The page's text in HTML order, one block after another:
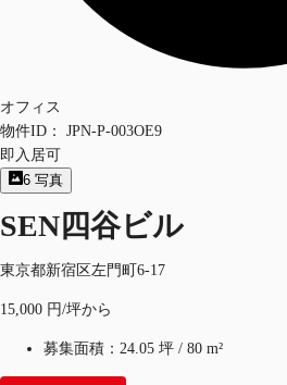
オフィス
物件ID：
JPN-P-003OE9
即入居可
6 写真
SEN四谷ビル
東京都新宿区左門町6-17
15,000 円/坪から
募集面積： 24.05 坪 / 80 m²